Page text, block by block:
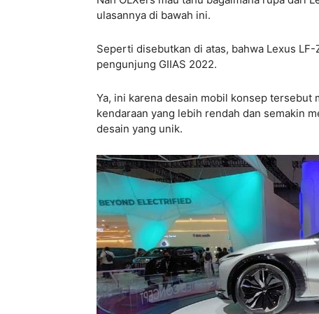
ulasannya di bawah ini.
Seperti disebutkan di atas, bahwa Lexus
pengunjung GIIAS 2022.
Ya, ini karena desain mobil konsep tersebut
kendaraan yang lebih rendah dan semakin
desain yang unik.